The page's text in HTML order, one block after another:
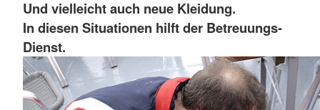
Und vielleicht auch neue Kleidung.
In diesen Situationen hilft der Betreuungs-
Dienst.